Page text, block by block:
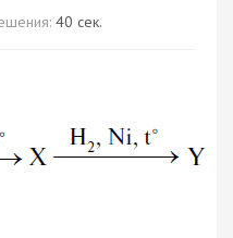
40 сек.